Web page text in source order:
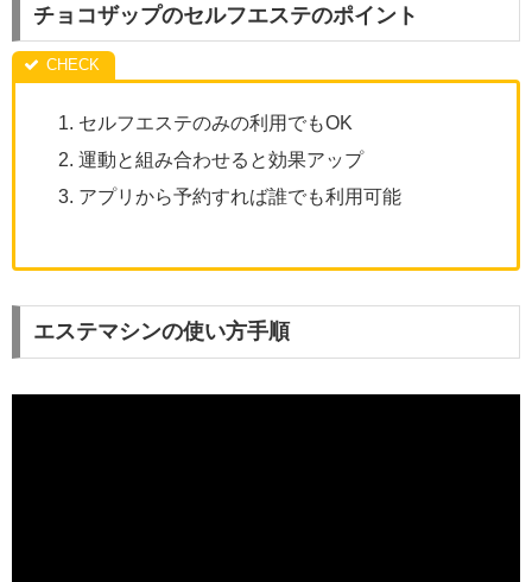
チョコザップのセルフエステのポイント
セルフエステのみの利用でもOK
運動と組み合わせると効果アップ
アプリから予約すれば誰でも利用可能
エステマシンの使い方手順